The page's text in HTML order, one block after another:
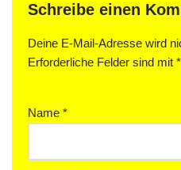
Schreibe einen
Deine E-Mail-Adresse wird
Erforderliche Felder sind mit *
Name *